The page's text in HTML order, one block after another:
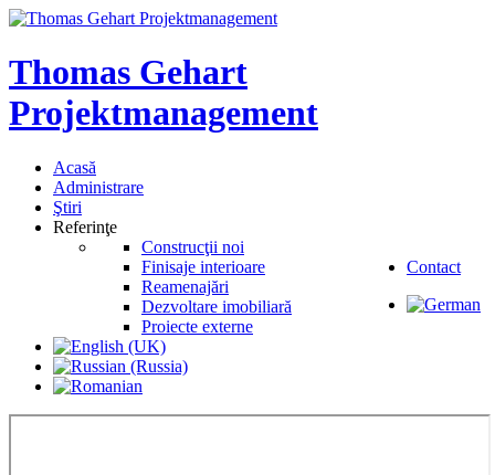
Thomas Gehart
Projektmanagement
Acasă
Administrare
Ştiri
Referinţe
Construcţii noi
Finisaje interioare
Reamenajări
Dezvoltare imobiliară
Proiecte externe
Contact